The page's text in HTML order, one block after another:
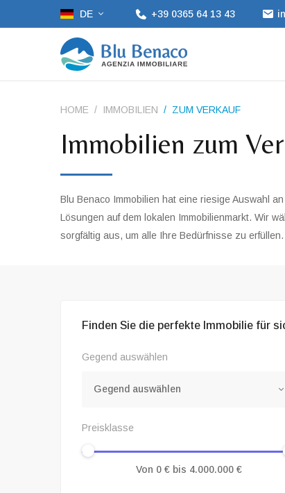
DE +39 0365 64 13 43
HOME IMMOBILIEN ZUM VERKAUF
Immobilien zum
Blu Benaco Immobilien hat eine riesige Auswahl
Lösungen auf dem lokalen Immobilienmarkt. Wir
sorgfältig aus, um alle Ihre Bedürfnisse zu
Finden Sie die perfekte Immobilie für
Gegend auswählen
Gegend auswählen
Preisklasse